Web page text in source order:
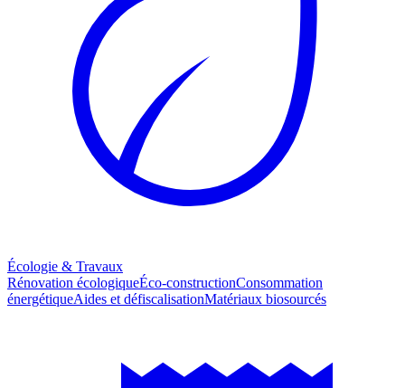
Écologie & Travaux
Rénovation écologiqueÉco-constructionConsommation
énergétiqueAides et défiscalisationMatériaux biosourcés